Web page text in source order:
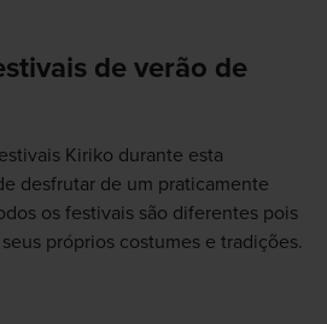
de verão de
Kiriko durante esta
desfrutar de um praticamente
os festivais são diferentes pois
próprios costumes e tradições.